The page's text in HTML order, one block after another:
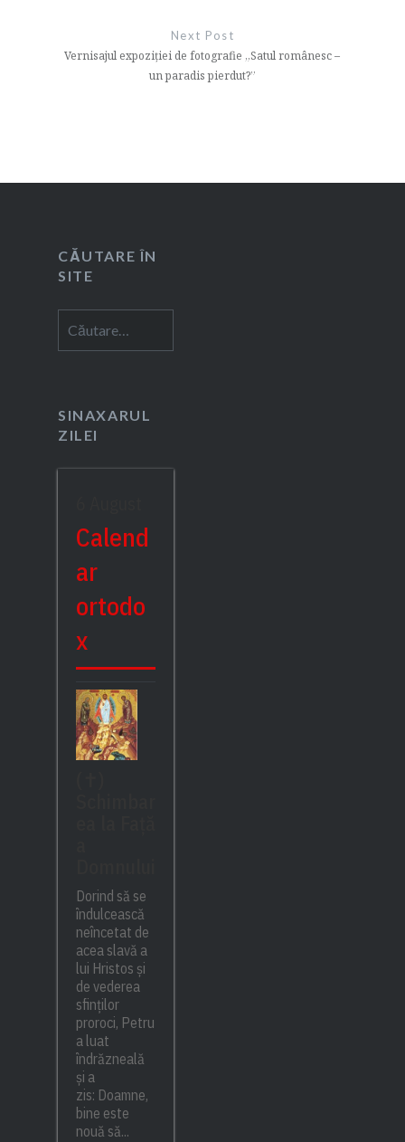
Next Post
Vernisajul expoziției de fotografie „Satul românesc –
un paradis pierdut?”
CĂUTARE ÎN
SITE
după:
SINAXARUL
ZILEI
Calend
ar
ortodo
x
Dorind să se
îndulcească
neîncetat de
acea slavă a
lui Hristos și
de vederea
sfinților
proroci, Petru
a luat
îndrăzneală
și a
zis: Doamne,
bine este
nouă să...